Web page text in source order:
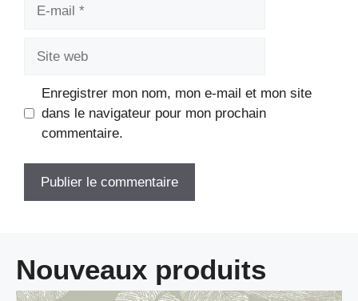
Enregistrer mon nom, mon e-mail et mon site
dans le navigateur pour mon prochain
commentaire.
Nouveaux produits